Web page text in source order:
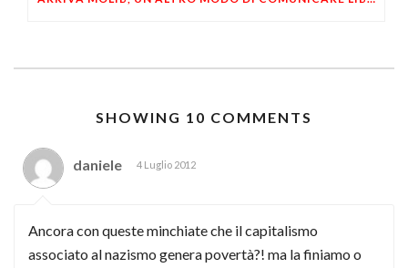
SHOWING 10 COMMENTS
daniele 4 Luglio 2012
Ancora con queste minchiate che il capitalismo
associato al nazismo genera povertà?! ma la finiamo o